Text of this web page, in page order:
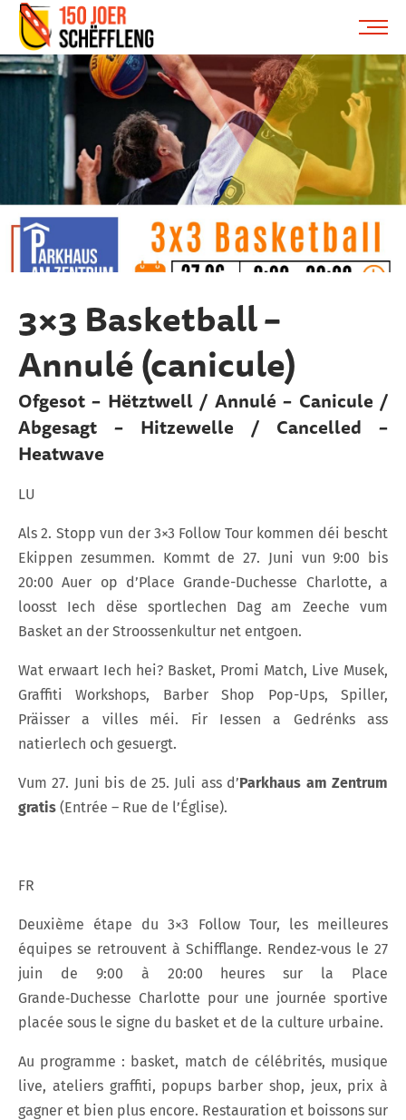
Schifflange, schifflange-logo, gemeng
3×3 Basketball –
Annulé (canicule)
Ofgesot – Hëtztwell / Annulé – Canicule /
Abgesagt – Hitzewelle / Cancelled –
Heatwave
LU
Als 2. Stopp vun der 3×3 Follow Tour kommen déi bescht
Ekippen zesummen. Kommt de 27. Juni vun 9:00 bis
20:00 Auer op d’Place Grande-Duchesse Charlotte, a
loosst Iech dëse sportlechen Dag am Zeeche vum
Basket an der Stroossenkultur net entgoen.
Wat erwaart Iech hei? Basket, Promi Match, Live Musek,
Graffiti Workshops, Barber Shop Pop-Ups, Spiller,
Präisser a villes méi. Fir Iessen a Gedrénks ass
natierlech och gesuergt.
Vum 27. Juni bis de 25. Juli ass d’Parkhaus am Zentrum
gratis (Entrée – Rue de l’Église).
FR
Deuxième étape du 3×3 Follow Tour, les meilleures
équipes se retrouvent à Schifflange. Rendez‑vous le 27
juin de 9:00 à 20:00 heures sur la Place
Grande‑Duchesse Charlotte pour une journée sportive
placée sous le signe du basket et de la culture urbaine.
Au programme : basket, match de célébrités, musique
live, ateliers graffiti, popups barber shop, jeux, prix à
gagner et bien plus encore. Restauration et boissons sur